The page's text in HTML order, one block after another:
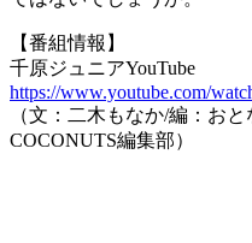
【番組情報】
千原ジュニアYouTube
https://www.youtube.com/
（文：二木もなか/編：お
COCONUTS編集部）